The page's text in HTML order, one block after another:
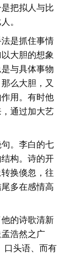
把拟人与比
。
是抓住事情
大胆的想象
与具体事物
么大胆，又
用。有时他
通过加大艺
。李白的七
构。诗的开
换倏忽，往
多在感情高
的诗歌清新
浩然之广
口头语、而有